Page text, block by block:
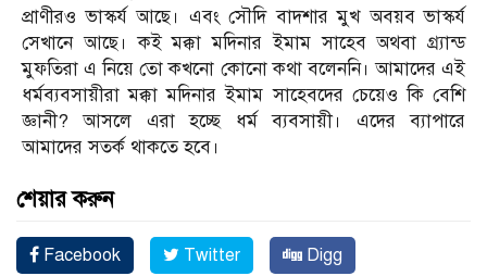
প্রাণীরও ভাস্কর্য আছে। এবং সৌদি বাদশার মুখ অবয়ব ভাস্কর্য
সেখানে আছে। কই মক্কা মদিনার ইমাম সাহেব অথবা গ্র্যান্ড
মুফতিরা এ নিয়ে তো কখনো কোনো কথা বলেননি। আমাদের এই
ধর্মব্যবসায়ীরা মক্কা মদিনার ইমাম সাহেবদের চেয়েও কি বেশি
জ্ঞানী? আসলে এরা হচ্ছে ধর্ম ব্যবসায়ী। এদের ব্যাপারে
আমাদের সতর্ক থাকতে হবে।
শেয়ার করুন
Facebook Twitter Digg